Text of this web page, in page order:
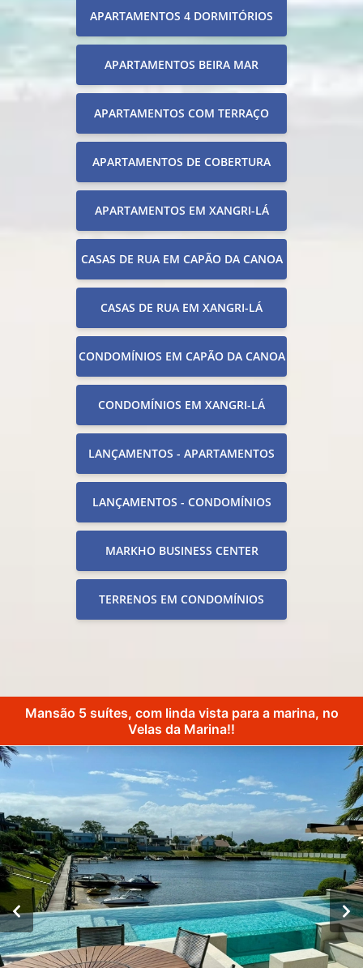
APARTAMENTOS 4 DORMITÓRIOS
APARTAMENTOS BEIRA MAR
APARTAMENTOS COM TERRAÇO
APARTAMENTOS DE COBERTURA
APARTAMENTOS EM XANGRI-LÁ
CASAS DE RUA EM CAPÃO DA CANOA
CASAS DE RUA EM XANGRI-LÁ
CONDOMÍNIOS EM CAPÃO DA CANOA
CONDOMÍNIOS EM XANGRI-LÁ
LANÇAMENTOS - APARTAMENTOS
LANÇAMENTOS - CONDOMÍNIOS
MARKHO BUSINESS CENTER
TERRENOS EM CONDOMÍNIOS
Mansão 5 suítes, com linda vista para a marina, no
Velas da Marina!!